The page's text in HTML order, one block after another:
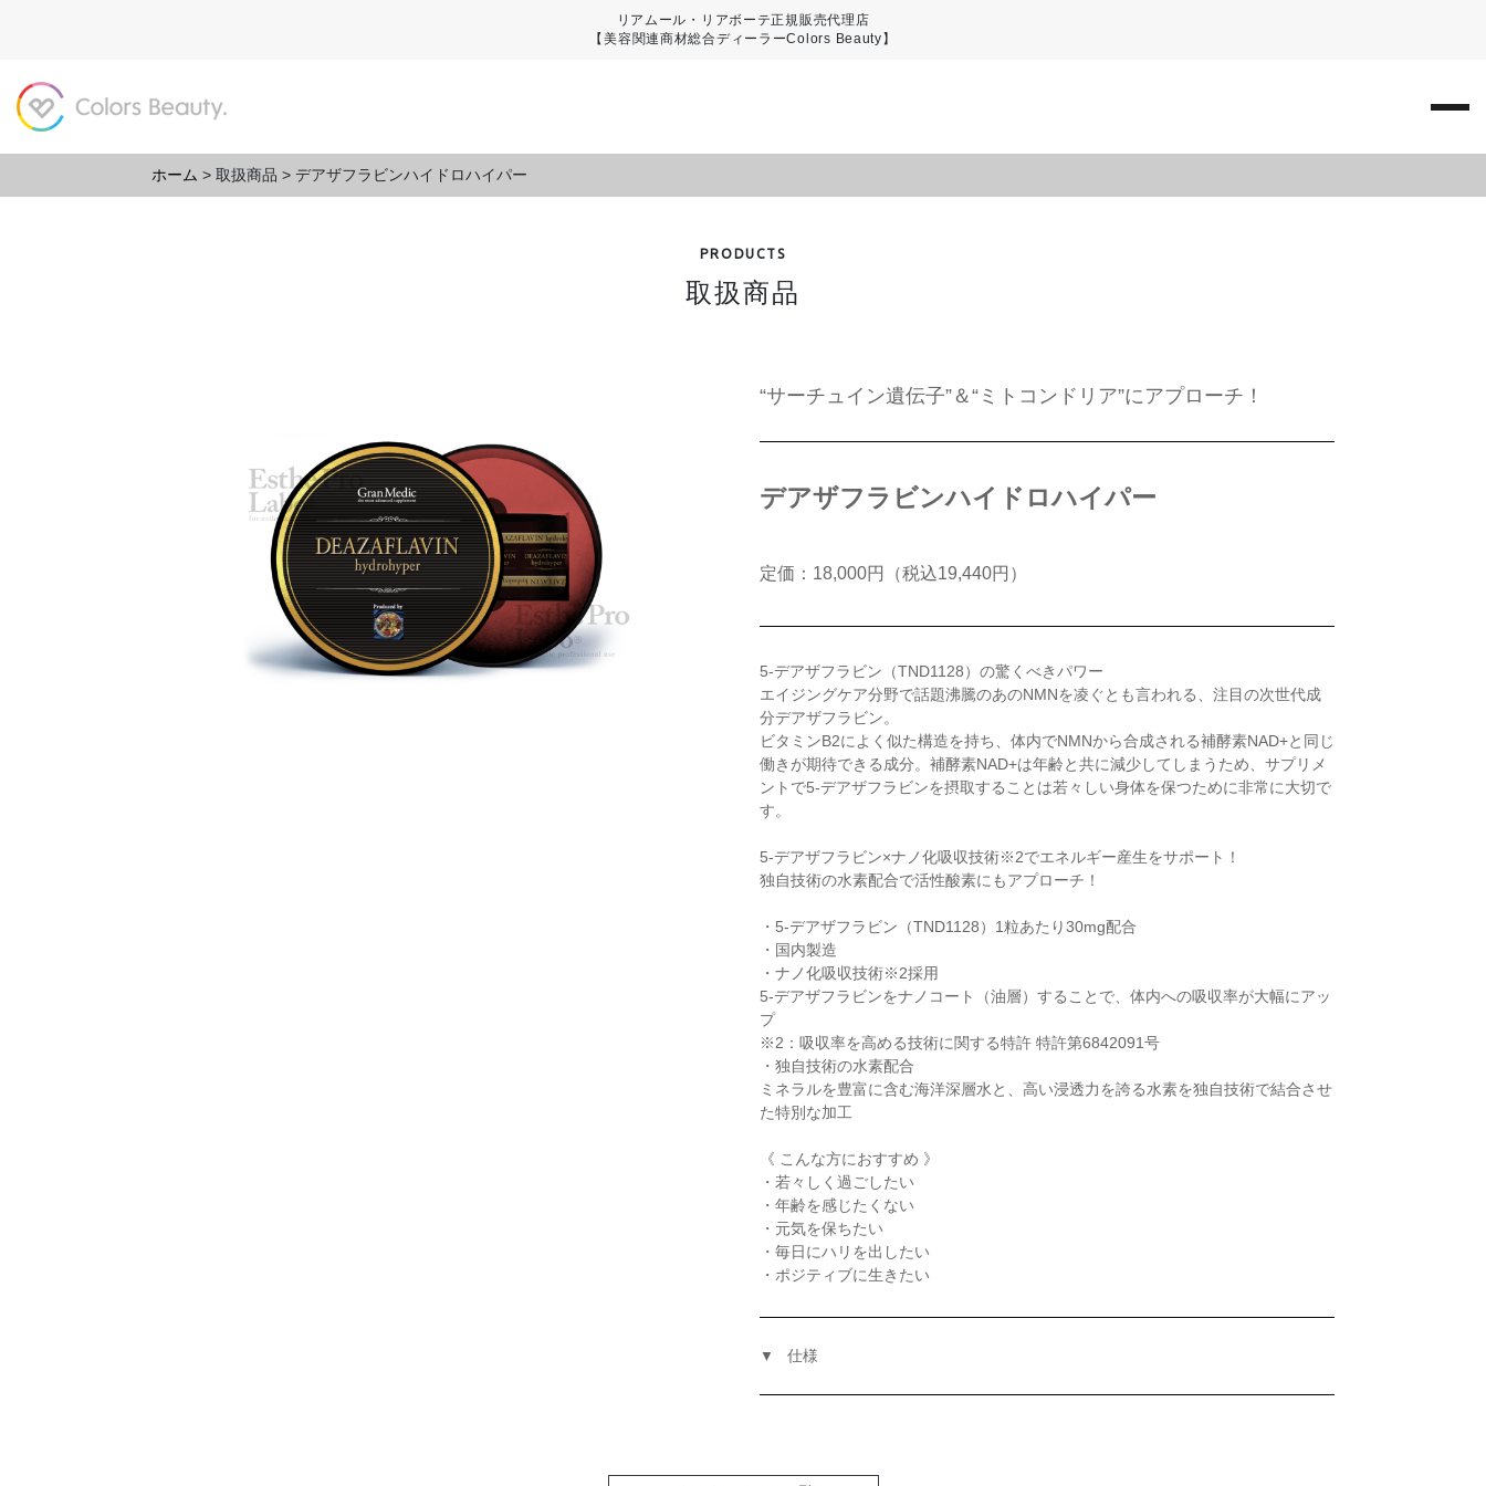
リアムール・リアボーテ正規販売代理店
【美容関連商材総合ディーラーColors Beauty】
ホーム > 取扱商品 > デアザフラビンハイドロハイパー
PRODUCTS
取扱商品
“サーチュイン遺伝子”＆“ミトコンドリア”にアプローチ！
デアザフラビンハイドロハイパー
定価：18,000円（税込19,440円）
5-デアザフラビン（TND1128）の驚くべきパワー
エイジングケア分野で話題沸騰のあのNMNを凌ぐとも言われる、注目の次世代成
分デアザフラビン。
ビタミンB2によく似た構造を持ち、体内でNMNから合成される補酵素NAD+と同じ
働きが期待できる成分。補酵素NAD+は年齢と共に減少してしまうため、サプリメ
ントで5-デアザフラビンを摂取することは若々しい身体を保つために非常に大切で
す。
5-デアザフラビン×ナノ化吸収技術※2でエネルギー産生をサポート！
独自技術の水素配合で活性酸素にもアプローチ！
・5-デアザフラビン（TND1128）1粒あたり30mg配合
・国内製造
・ナノ化吸収技術※2採用
5-デアザフラビンをナノコート（油層）することで、体内への吸収率が大幅にアッ
プ
※2：吸収率を高める技術に関する特許 特許第6842091号
・独自技術の水素配合
ミネラルを豊富に含む海洋深層水と、高い浸透力を誇る水素を独自技術で結合させ
た特別な加工
《 こんな方におすすめ 》
・若々しく過ごしたい
・年齢を感じたくない
・元気を保ちたい
・毎日にハリを出したい
・ポジティブに生きたい
仕様